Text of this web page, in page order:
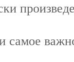
самое